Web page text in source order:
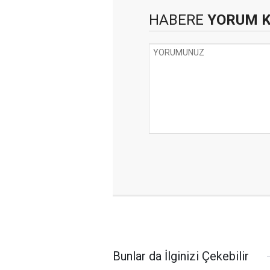
HABERE YORUM
Bunlar da İlginizi Çekebilir